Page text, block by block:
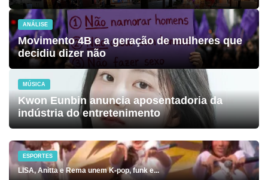
ANÁLISE
Movimento 4B e a geração de mulheres que
decidiu dizer não
MÚSICA
Kwon Eunbin anuncia aposentadoria da
indústria do entretenimento
ESPORTES
LISA, Anitta e Rema unem K-pop, funk e...